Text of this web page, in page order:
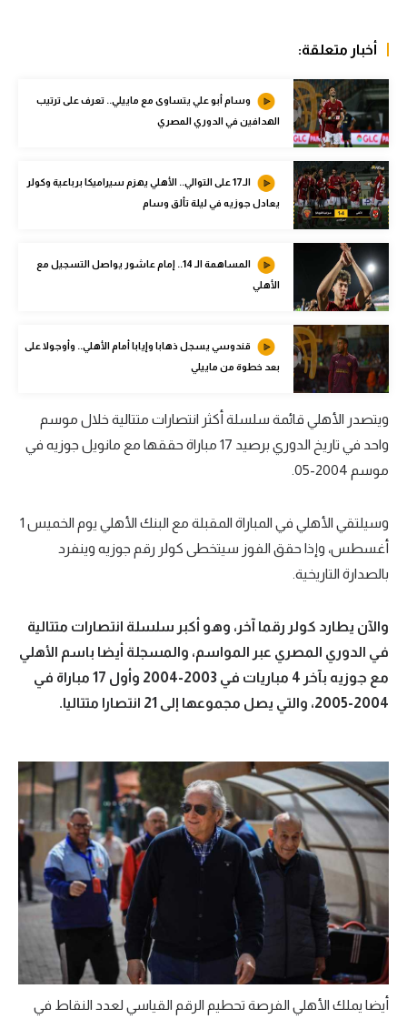
كرة سلة
كرة يد
كرة طائرة
الوطن العربي
في المونديال
آسيا
أمريكا
ركن الألعاب
أقسام خاصة
ميركاتو
تقرير في الجول
تحليل في الجول
حكايات في الجول
كويز في الجول
فيديو في الجول
أخبار متعلقة:
وسام أبو علي يتساوى مع ماييلي.. تعرف على ترتيب
الهدافين في الدوري المصري
الـ17 على التوالي.. الأهلي يهزم سيراميكا برباعية وكولر
يعادل جوزيه في ليلة تألق وسام
المساهمة الـ 14.. إمام عاشور يواصل التسجيل مع
الأهلي
قندوسي يسجل ذهابا وإيابا أمام الأهلي.. وأوجولا على
بعد خطوة من ماييلي
ويتصدر الأهلي قائمة سلسلة أكثر انتصارات متتالية خلال موسم
واحد في تاريخ الدوري برصيد 17 مباراة حققها مع مانويل جوزيه في
موسم 2004-05.
وسيلتقي الأهلي في المباراة المقبلة مع البنك الأهلي يوم الخميس 1
أغسطس، وإذا حقق الفوز سيتخطى كولر رقم جوزيه وينفرد
بالصدارة التاريخية.
والآن يطارد كولر رقما آخر، وهو أكبر سلسلة انتصارات متتالية
في الدوري المصري عبر المواسم، والمسجلة أيضا باسم الأهلي
مع جوزيه بآخر 4 مباريات في 2003-2004 وأول 17 مباراة في
2004-2005، والتي يصل مجموعها إلى 21 انتصارا متتاليا.
أيضا يملك الأهلي الفرصة تحطيم الرقم القياسي لعدد النقاط في